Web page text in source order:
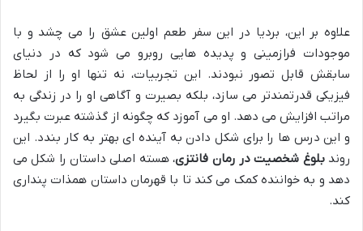
علاوه بر این، بردیا در این سفر طعم اولین عشق را می چشد و با
موجودات فرازمینی و پدیده هایی روبرو می شود که در دنیای
سابقش قابل تصور نبودند. این تجربیات، نه تنها او را از لحاظ
فیزیکی قدرتمندتر می سازد، بلکه بصیرت و آگاهی او را در زندگی به
مراتب افزایش می دهد. او می آموزد که چگونه از گذشته عبرت بگیرد
و این درس ها را برای شکل دادن به آینده ای بهتر به کار بندد. این
روندبلوغ شخصیت در رمان فانتزی، هسته اصلی داستان را شکل می
دهد و به خواننده کمک می کند تا با قهرمان داستان همذات پنداری
کند.